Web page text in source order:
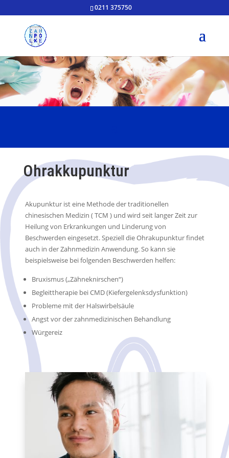
0211 375750
Ohrakkupunktur
Akupunktur ist eine Methode der traditionellen
chinesischen Medizin ( TCM ) und wird seit langer Zeit zur
Heilung von Erkrankungen und Linderung von
Beschwerden eingesetzt.Speziell die Ohrakupunktur findet
auch in der Zahnmedizin Anwendung. So kann sie
beispielsweise bei folgenden Beschwerden helfen:
Bruxismus („Zähneknirschen“)
Begleittherapie bei CMD (Kiefergelenksdysfunktion)
Probleme mit der Halswirbelsäule
Angst vor der zahnmedizinischen Behandlung
Würgereiz